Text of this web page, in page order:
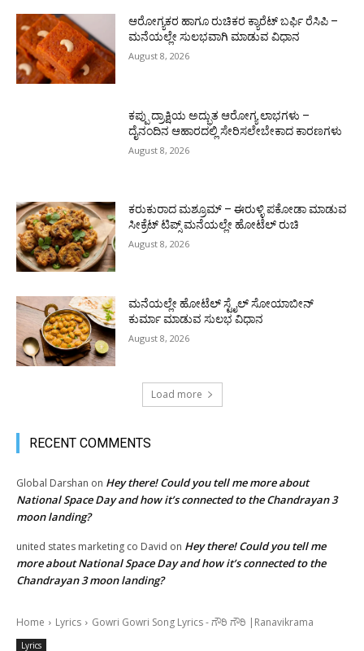
ಆರೋಗ್ಯಕರ ಹಾಗೂ ರುಚಿಕರ ಕ್ಯಾರೆಟ್ ಬರ್ಫಿ ರೆಸಿಪಿ –
ಮನೆಯಲ್ಲೇ ಸುಲಭವಾಗಿ ಮಾಡುವ ವಿಧಾನ
August 8, 2026
ಕಪ್ಪು ದ್ರಾಕ್ಷಿಯ ಅದ್ಭುತ ಆರೋಗ್ಯ ಲಾಭಗಳು –
ದೈನಂದಿನ ಆಹಾರದಲ್ಲಿ ಸೇರಿಸಲೇಬೇಕಾದ ಕಾರಣಗಳು
August 8, 2026
ಕರುಕುರಾದ ಮಶ್ರೂಮ್ – ಈರುಳ್ಳಿ ಪಕೋಡಾ ಮಾಡುವ
ಸೀಕ್ರೆಟ್ ಟಿಪ್ಸ್ ಮನೆಯಲ್ಲೇ ಹೋಟೆಲ್ ರುಚಿ
August 8, 2026
ಮನೆಯಲ್ಲೇ ಹೋಟೆಲ್ ಸ್ಟೈಲ್ ಸೋಯಾಬೀನ್
ಕುರ್ಮಾ ಮಾಡುವ ಸುಲಭ ವಿಧಾನ
August 8, 2026
Load more
RECENT COMMENTS
Global Darshan on Hey there! Could you tell me more about
National Space Day and how it’s connected to the Chandrayan 3
moon landing?
united states marketing co David on Hey there! Could you tell me
more about National Space Day and how it’s connected to the
Chandrayan 3 moon landing?